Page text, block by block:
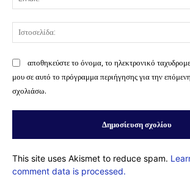
αποθηκεύστε το όνομα, το ηλεκτρονικό
μου σε αυτό το πρόγραμμα περιήγησης για την
σχολιάσω.
This site uses Akismet to reduce spam.
comment data is processed.